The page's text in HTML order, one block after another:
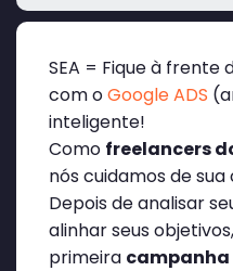
SEA = Fique à frente
com oGoogle ADS
inteligente!
Como freelancers
nós cuidamos de
Depois de analisar
alinhar seus
primeira campanha